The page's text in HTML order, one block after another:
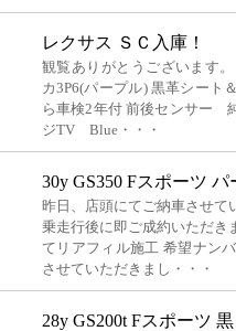
レクサス ＳＣ入庫！
観覧ありがとうございます
カ3P6(パープル) 黒革シート
ら車検2年付 前後センサー
ジTV Blue・・・
30y GS350 Fスポーツ
昨日、店頭にてご納車させて
乗走行後に即ご成約いただき
てリアフィル施工 希望ナン
させていただきまし・・・
28y GS200t Fスポーツ